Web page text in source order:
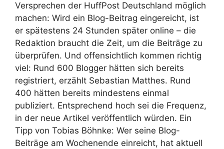
Versprechen der HuffPost Deutschland möglich
machen: Wird ein Blog-Beitrag eingereicht, ist
er spätestens 24 Stunden später online – die
Redaktion braucht die Zeit, um die Beiträge zu
überprüfen. Und offensichtlich kommen richtig
viel: Rund 600 Blogger hätten sich bereits
registriert, erzählt Sebastian Matthes. Rund
400 hätten bereits mindestens einmal
publiziert. Entsprechend hoch sei die Frequenz,
in der neue Artikel veröffentlich würden. Ein
Tipp von Tobias Böhnke: Wer seine Blog-
Beiträge am Wochenende einreicht, hat aktuell